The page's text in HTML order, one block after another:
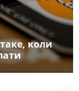
коли